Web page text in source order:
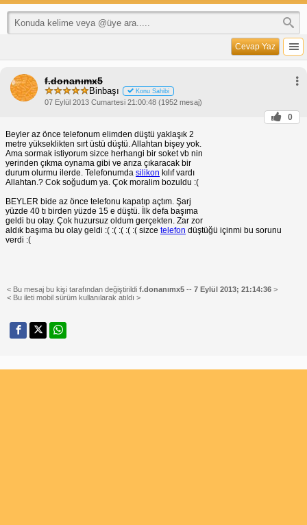
Cevap Yaz
f.donanımx5
Binbaşı Konu Sahibi
07 Eylül 2013 Cumartesi 21:00:48 (1952 mesaj)
0
Beyler az önce telefonum elimden düştü yaklaşık 2
metre yükseklikten sırt üstü düştü. Allahtan bişey yok.
Ama sormak istiyorum sizce herhangi bir soket vb nin
yerinden çıkma oynama gibi ve arıza çıkaracak bir
durum olurmu ilerde. Telefonumda silikon kılıf vardı
Allahtan.? Cok soğudum ya. Çok moralim bozuldu :(
BEYLER bide az önce telefonu kapatıp açtım. Şarj
yüzde 40 tı birden yüzde 15 e düştü. İlk defa başıma
geldi bu olay. Çok huzursuz oldum gerçekten. Zar zor
aldık başıma bu olay geldi :( :( :( :( :( sizce telefon düştüğü içinmi bu sorunu
verdi :(
< Bu mesaj bu kişi tarafından değiştirildi f.donanımx5 -- 7 Eylül 2013; 21:14:36 >
< Bu ileti mobil sürüm kullanılarak atıldı >